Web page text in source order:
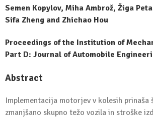
Semen Kopylov, Miha Ambrož, Žiga
Sifa Zheng and Zhichao Hou
Proceedings of the Institution of
Part D: Journal of Automobile
Abstract
Implementacija motorjev v kolesih prinaša
zmanjšano skupno težo vozila in stroške